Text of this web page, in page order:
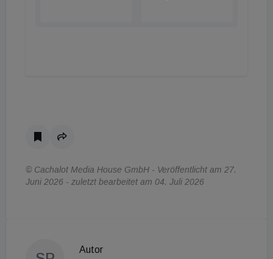
© Cachalot Media House GmbH - Veröffentlicht am 27.
Juni 2026 - zuletzt bearbeitet am 04. Juli 2026
Autor